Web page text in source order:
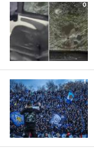
0
1